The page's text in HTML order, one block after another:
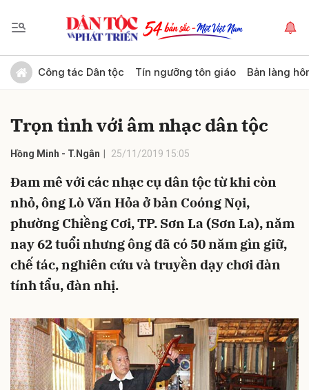
Công tác Dân tộc Tín ngưỡng tôn giáo Bản làng
Trọn tình với âm nhạc dân tộc
Hồng Minh - T.Ngân 25/11/2019 15:05
Đam mê với các nhạc cụ dân tộc từ khi còn
nhỏ, ông Lò Văn Hỏa ở bản Coóng Nọi,
phường Chiềng Cơi, TP. Sơn La (Sơn La), năm
nay 62 tuổi nhưng ông đã có 50 năm gìn giữ,
chế tác, nghiên cứu và truyền dạy chơi đàn
tính tẩu, đàn nhị.
Gửi bình luận
Hủy